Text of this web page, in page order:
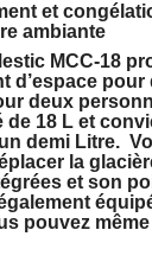
et
ambiante
MCC-18
d’espace
deux
de 18 L et
demi Litre.
la
et son
pouvez